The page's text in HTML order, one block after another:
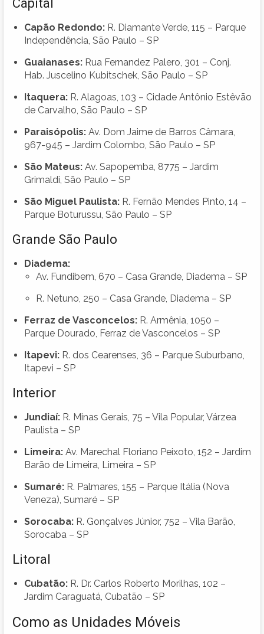
Capital
Capão Redondo: R. Diamante Verde, 115 – Parque
Independência, São Paulo – SP
Guaianases: Rua Fernandez Palero, 301 – Conj.
Hab. Juscelino Kubitschek, São Paulo – SP
Itaquera: R. Alagoas, 103 – Cidade Antônio Estêvão
de Carvalho, São Paulo – SP
Paraisópolis: Av. Dom Jaime de Barros Câmara,
967-945 – Jardim Colombo, São Paulo – SP
São Mateus: Av. Sapopemba, 8775 – Jardim
Grimaldi, São Paulo – SP
São Miguel Paulista: R. Fernão Mendes Pinto, 14 –
Parque Boturussu, São Paulo – SP
Grande São Paulo
Diadema:
Av. Fundibem, 670 – Casa Grande, Diadema – SP
R. Netuno, 250 – Casa Grande, Diadema – SP
Ferraz de Vasconcelos: R. Armênia, 1050 –
Parque Dourado, Ferraz de Vasconcelos – SP
Itapevi: R. dos Cearenses, 36 – Parque Suburbano,
Itapevi – SP
Interior
Jundiaí: R. Minas Gerais, 75 – Vila Popular, Várzea
Paulista – SP
Limeira: Av. Marechal Floriano Peixoto, 152 – Jardim
Barão de Limeira, Limeira – SP
Sumaré: R. Palmares, 155 – Parque Itália (Nova
Veneza), Sumaré – SP
Sorocaba: R. Gonçalves Júnior, 752 – Vila Barão,
Sorocaba – SP
Litoral
Cubatão: R. Dr. Carlos Roberto Morilhas, 102 –
Jardim Caraguatá, Cubatão – SP
Como as Unidades Móveis